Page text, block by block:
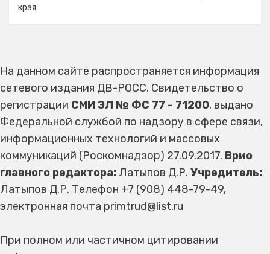
края
На данном сайте распространяется информация
сетевого издания ДВ-РОСС. Свидетельство о
регистрации СМИ ЭЛ № ФС 77 - 71200, выдано
Федеральной службой по надзору в сфере связи,
информационных технологий и массовых
коммуникаций (Роскомнадзор) 27.09.2017. Врио
главного редактора: Латыпов Д.Р. Учредитель:
Латыпов Д.Р. Телефон +7 (908) 448-79-49,
электронная почта primtrud@list.ru
При полном или частичном цитировании